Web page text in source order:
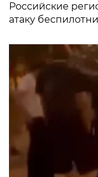
Российские
атаку